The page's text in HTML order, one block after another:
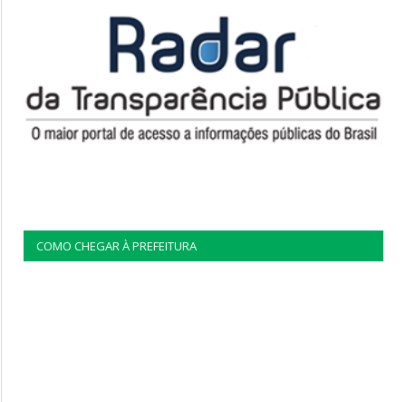
COMO CHEGAR À PREFEITURA